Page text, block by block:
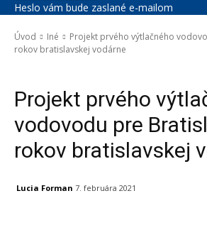
Heslo vám bude zaslané e-mailom
Úvod Iné
Projekt prvého výtlačného
rokov bratislavskej vodárne
Projekt prvého
vodovodu pre
rokov bratislavskej
Lucia Forman 7. februára 2021